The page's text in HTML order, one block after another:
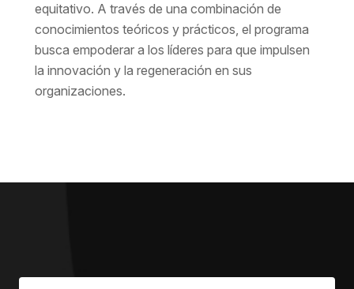
equitativo. A través de una combinación de
conocimientos teóricos y prácticos, el programa
busca empoderar a los líderes para que impulsen
la innovación y la regeneración en sus
organizaciones.